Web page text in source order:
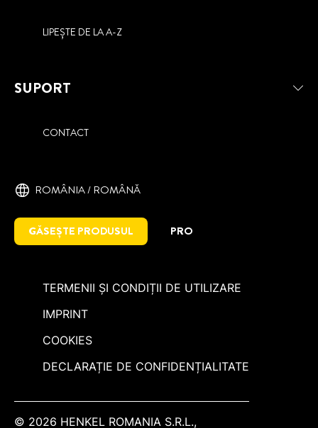
LIPEȘTE DE LA A-Z
SUPORT
CONTACT
ROMÂNIA / ROMÂNĂ
GĂSEȘTE PRODUSUL PRO
TERMENII ȘI CONDIȚII DE UTILIZARE
IMPRINT
COOKIES
DECLARAȚIE DE CONFIDENȚIALITATE
© 2026 HENKEL ROMANIA S.R.L.,